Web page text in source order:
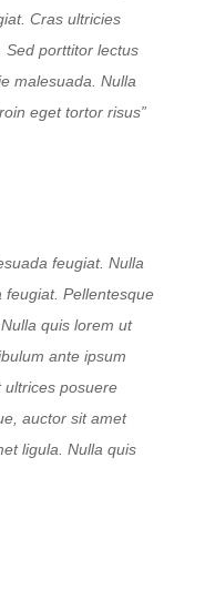
Cras ultricies
Sed porttitor lectus
malesuada. Nulla
eget tortor risus”
feugiat. Nulla
Pellentesque
quis lorem ut
ante ipsum
ultrices posuere
auctor sit amet
ligula. Nulla quis